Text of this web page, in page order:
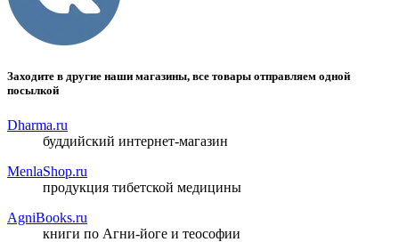
Заходите в другие наши магазины, все товары отправляем одной
посылкой
Dharma.ru
буддийский интернет-магазин
MenlaShop.ru
продукция тибетской медицины
AgniBooks.ru
книги по Агни-йоге и теософии